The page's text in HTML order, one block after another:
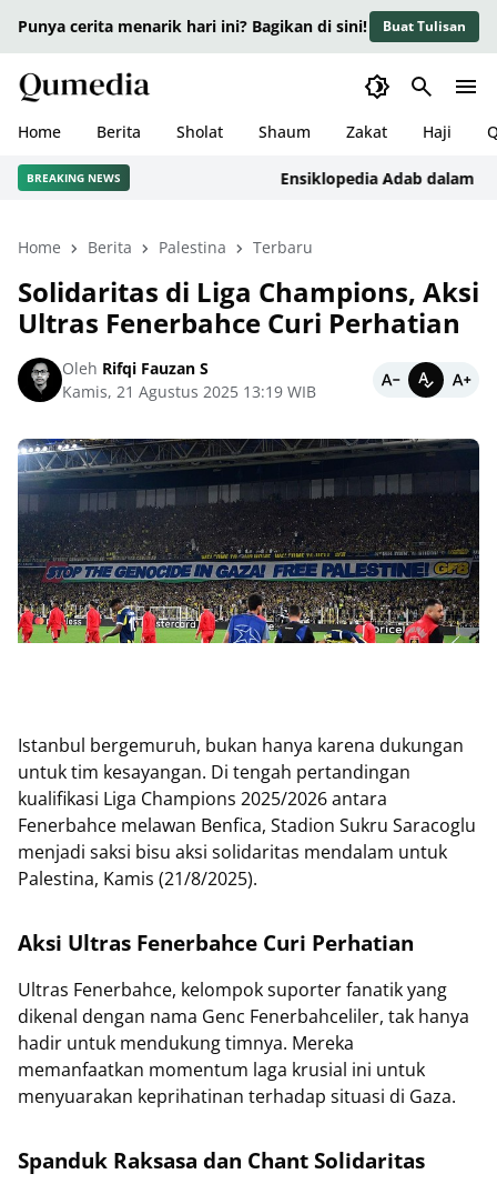
Punya cerita menarik hari ini? Bagikan di sini! Buat Tulisan
Home Berita Sholat Shaum Zakat Haji
BREAKING NEWS Ensiklopedia Adab dalam
Home Berita Palestina Terbaru
Solidaritas di Liga Champions, Aksi
Ultras Fenerbahce Curi Perhatian
Oleh Rifqi Fauzan S
Kamis, 21 Agustus 2025 13:19 WIB
Istanbul bergemuruh, bukan hanya karena dukungan
untuk tim kesayangan. Di tengah pertandingan
kualifikasi Liga Champions 2025/2026 antara
Fenerbahce melawan Benfica, Stadion Sukru Saracoglu
menjadi saksi bisu aksi solidaritas mendalam untuk
Palestina, Kamis (21/8/2025).
Aksi Ultras Fenerbahce Curi Perhatian
Ultras Fenerbahce, kelompok suporter fanatik yang
dikenal dengan nama Genc Fenerbahceliler, tak hanya
hadir untuk mendukung timnya. Mereka
memanfaatkan momentum laga krusial ini untuk
menyuarakan keprihatinan terhadap situasi di Gaza.
Spanduk Raksasa dan Chant Solidaritas